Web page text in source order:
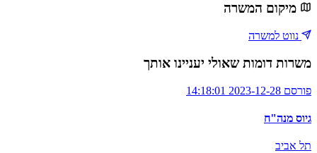
מיקום המשרה
נווט למשרה
משרות דומות שאולי יעניינו אותך
פורסם 2023-12-28 14:18:01
גיוס מנה"ח
תל אביב